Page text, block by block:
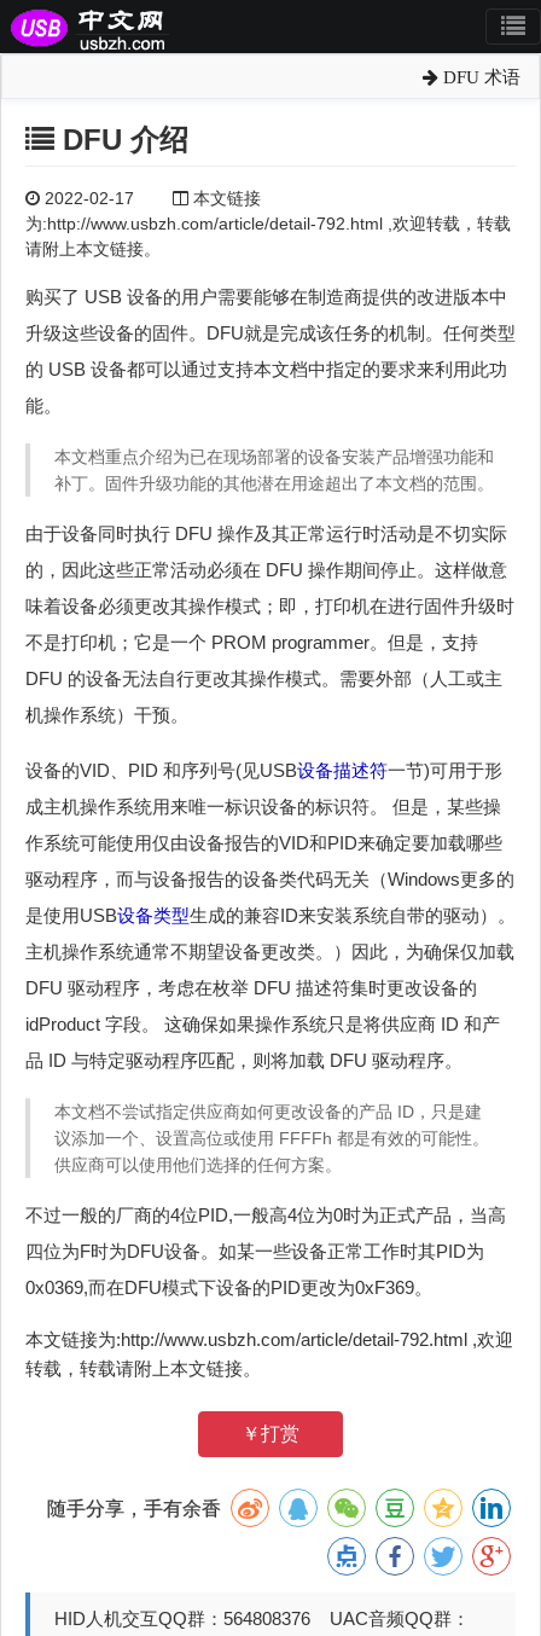
DFU 术语
DFU 介绍
2022-02-17
本文链接
为:http://www.usbzh.com/article/detail-792.html ,欢迎转载，转载
请附上本文链接。
购买了 USB 设备的用户需要能够在制造商提供的改进版本中
升级这些设备的固件。DFU就是完成该任务的机制。任何类型
的 USB 设备都可以通过支持本文档中指定的要求来利用此功
能。
本文档重点介绍为已在现场部署的设备安装产品增强功能和
补丁。固件升级功能的其他潜在用途超出了本文档的范围。
由于设备同时执行 DFU 操作及其正常运行时活动是不切实际
的，因此这些正常活动必须在 DFU 操作期间停止。这样做意
味着设备必须更改其操作模式；即，打印机在进行固件升级时
不是打印机；它是一个 PROM programmer。但是，支持
DFU 的设备无法自行更改其操作模式。需要外部（人工或主
机操作系统）干预。
设备的VID、PID 和序列号(见USB设备描述符一节)可用于形
成主机操作系统用来唯一标识设备的标识符。 但是，某些操
作系统可能使用仅由设备报告的VID和PID来确定要加载哪些
驱动程序，而与设备报告的设备类代码无关（Windows更多的
是使用USB设备类型生成的兼容ID来安装系统自带的驱动）。
主机操作系统通常不期望设备更改类。）因此，为确保仅加载
DFU 驱动程序，考虑在枚举 DFU 描述符集时更改设备的
idProduct 字段。 这确保如果操作系统只是将供应商 ID 和产
品 ID 与特定驱动程序匹配，则将加载 DFU 驱动程序。
本文档不尝试指定供应商如何更改设备的产品 ID，只是建
议添加一个、设置高位或使用 FFFFh 都是有效的可能性。
供应商可以使用他们选择的任何方案。
不过一般的厂商的4位PID,一般高4位为0时为正式产品，当高
四位为F时为DFU设备。如某一些设备正常工作时其PID为
0x0369,而在DFU模式下设备的PID更改为0xF369。
本文链接为:http://www.usbzh.com/article/detail-792.html ,欢迎
转载，转载请附上本文链接。
￥打赏
随手分享，手有余香
HID人机交互QQ群：564808376 UAC音频QQ群：